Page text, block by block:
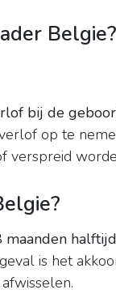
Belgie?
bij de
op te
verspreid
is het